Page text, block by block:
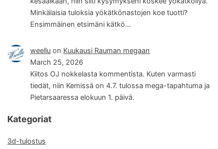
Minkälaisia tuloksia yökätkönastojen koe tuotti?
Ensimmäinen etsimäni kätkö…
weellu on Kuukausi Rauman megaan
March 25, 2026
Kiitos OJ nokkelasta kommentista. Kuten varmasti
tiedät, niin Kemissä on 4.7. tulossa mega-tapahtuma ja
Pietarsaaressa elokuun 1. päivä.
Kategoriat
3d-tulostus